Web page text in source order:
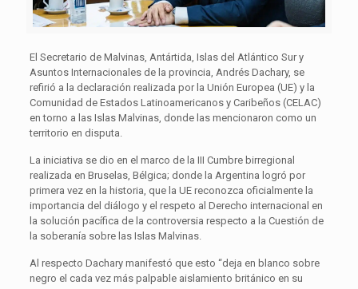
El Secretario de Malvinas, Antártida, Islas del Atlántico Sur y
Asuntos Internacionales de la provincia, Andrés Dachary, se
refirió a la declaración realizada por la Unión Europea (UE) y la
Comunidad de Estados Latinoamericanos y Caribeños (CELAC)
en torno a las Islas Malvinas, donde las mencionaron como un
territorio en disputa.
La iniciativa se dio en el marco de la III Cumbre birregional
realizada en Bruselas, Bélgica; donde la Argentina logró por
primera vez en la historia, que la UE reconozca oficialmente la
importancia del diálogo y el respeto al Derecho internacional en
la solución pacífica de la controversia respecto a la Cuestión de
la soberanía sobre las Islas Malvinas.
Al respecto Dachary manifestó que esto “deja en blanco sobre
negro el cada vez más palpable aislamiento británico en su